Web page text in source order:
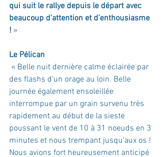
qui suit le rallye depuis le départ avec
beaucoup d’attention et d’enthousiasme
! »
Le Pélican
des flashs d’un orage au loin. Belle
journée également ensoleillée
interrompue par un grain survenu très
rapidement au début de la sieste
poussant le vent de 10 à 31 noeuds en 3
minutes et nous trempant jusqu’aux os !
Nous avions fort heureusement anticipé